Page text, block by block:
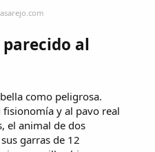
al
como peligrosa.
y al pavo real
el animal de dos
garras de 12